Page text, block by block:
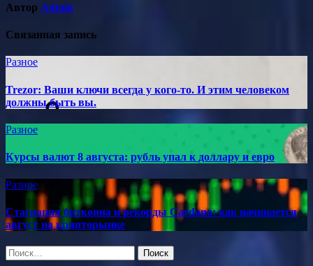
Автор Admin
Связанная запись
Разное
Trezor: Ваши ключи всегда у кого-то. И этим человеком
должны быть вы.
Разное
Курсы валют 8 августа: рубль упал к доллару и евро
Разное
Стагнация биткоина и рекорды Cardano: как начинается
август на крипторынке
Найти: